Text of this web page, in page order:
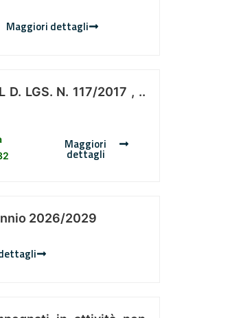
Maggiori dettagli
D. LGS. N. 117/2017 , ..
Maggiori
dettagli
2026/2029